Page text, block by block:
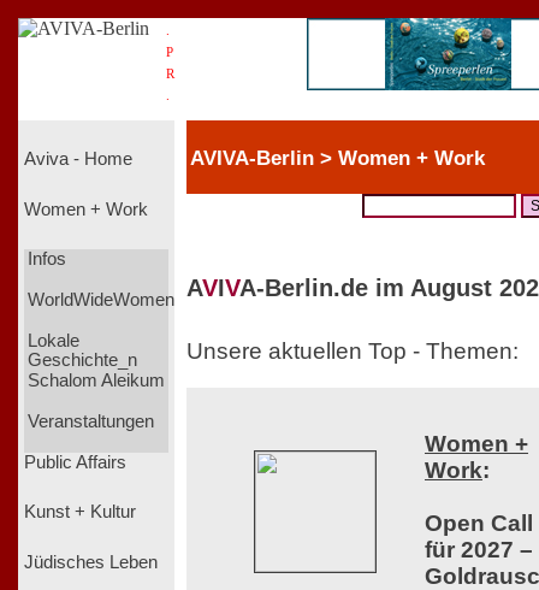
P
R
Aviva - Home
Women + Work
Infos
WorldWideWomen
Lokale
Geschichte_n
Schalom Aleikum
Veranstaltungen
Public Affairs
Kunst + Kultur
Jüdisches Leben
AVIVA-Berlin > Women + Work
AVIVA-Berlin.de im August
Unsere aktuellen Top - Themen:
Women +
Work:
Open Call
für 2027 –